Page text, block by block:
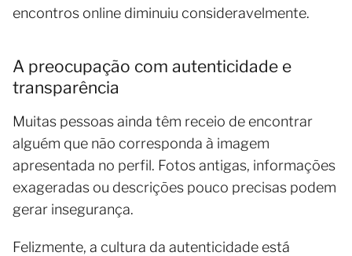
encontros online diminuiu consideravelmente.
A preocupação com autenticidade e
transparência
Muitas pessoas ainda têm receio de encontrar
alguém que não corresponda à imagem
apresentada no perfil. Fotos antigas, informações
exageradas ou descrições pouco precisas podem
gerar insegurança.
Felizmente, a cultura da autenticidade está